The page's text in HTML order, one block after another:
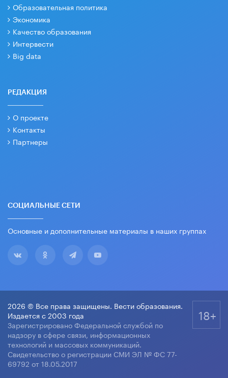
Образовательная политика
Экономика
Качество образования
Интервести
Big data
РЕДАКЦИЯ
О проекте
Контакты
Партнеры
СОЦИАЛЬНЫЕ СЕТИ
Основные и дополнительные материалы в наших группах
2026 © Все права защищены. Вести образования.
Издается с 2003 года
Зарегистрировано Федеральной службой по
надзору в сфере связи, информационных
технологий и массовых коммуникаций.
Свидетельство о регистрации СМИ ЭЛ № ФС 77-
69792 от 18.05.2017
18+